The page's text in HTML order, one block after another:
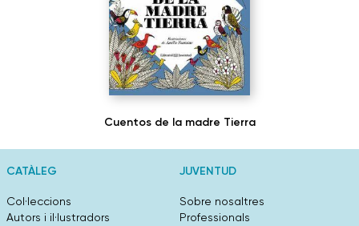
Cuentos de la madre Tierra
CATÀLEG
Col·leccions
Autors i il·lustradors
JUVENTUD
Sobre nosaltres
Professionals